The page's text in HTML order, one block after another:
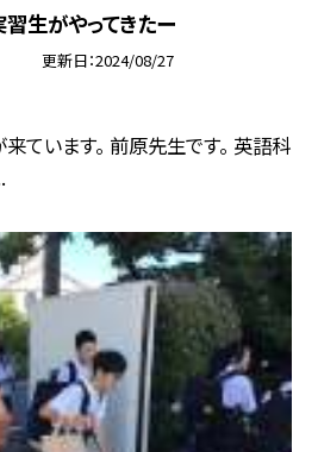
生がやってきたー
更新日 2024/08/27
ています。 前原先生です。 英語科